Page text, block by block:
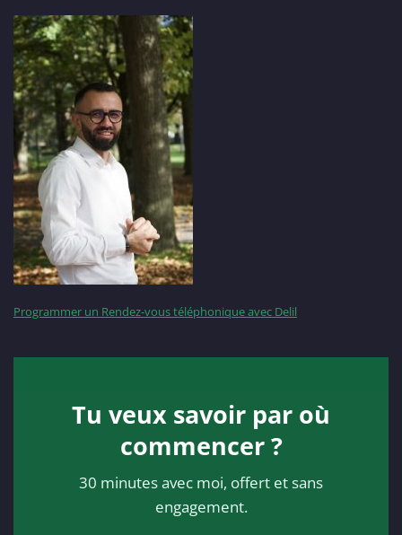
Programmer un Rendez-vous téléphonique avec Delil
Tu veux savoir par où
commencer ?
30 minutes avec moi, offert et sans
engagement.